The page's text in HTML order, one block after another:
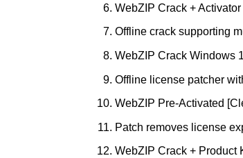
WebZIP Crack +
Offline crack supporting
WebZIP Crack Windows
Offline license patcher
WebZIP Pre-Activated
Patch removes license
WebZIP Crack + Product